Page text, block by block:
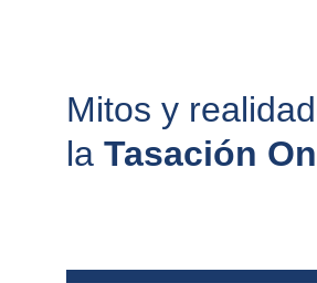
Mitos y
la Tasación